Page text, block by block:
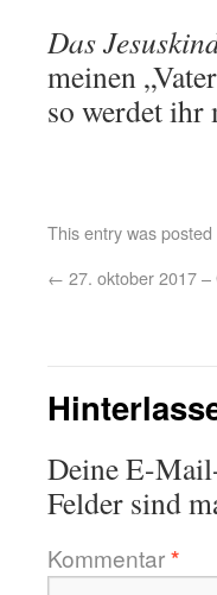
Das
meinen
so werdet ihr
This entry was posted
← 27. oktober 2017
Deine E-
Felder sind
Kommentar*